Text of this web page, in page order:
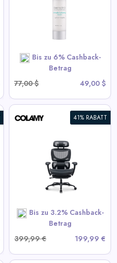
Bis zu 6% Cashback-
Betrag
77,00 $
49,00 $
41% RABATT
Bis zu 3.2% Cashback-
Betrag
399,99 €
199,99 €